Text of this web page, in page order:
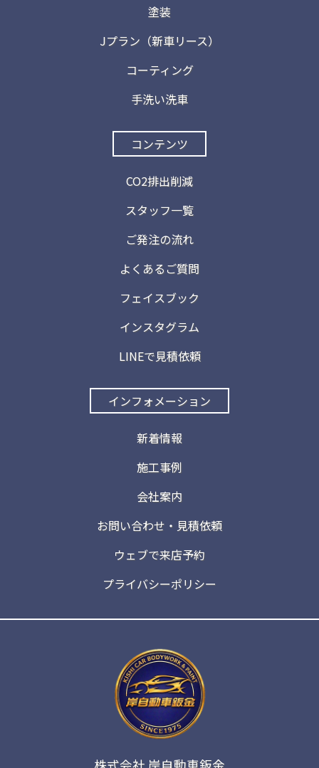
塗装
Jプラン（新車リース）
コーティング
手洗い洗車
コンテンツ
CO2排出削減
スタッフ一覧
ご発注の流れ
よくあるご質問
フェイスブック
インスタグラム
LINEで見積依頼
インフォメーション
新着情報
施工事例
会社案内
お問い合わせ・見積依頼
ウェブで来店予約
プライバシーポリシー